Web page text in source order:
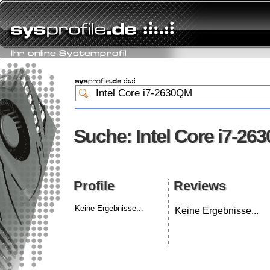
Suche: Intel Core i7-
Suche: Intel Core i7-
Profile
Profile
Keine Ergebnisse...
Reviews
Reviews
Keine Ergebnisse...